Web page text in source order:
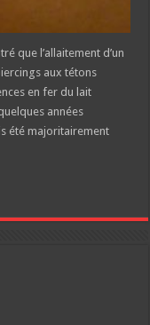
que l’allaitement d’un
aux tétons
en fer du lait
années
été majoritairement